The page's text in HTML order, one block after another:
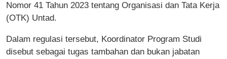
Nomor 41 Tahun 2023 tentang Organisasi dan Tata Kerja
(OTK) Untad.
Dalam regulasi tersebut, Koordinator Program Studi
disebut sebagai tugas tambahan dan bukan jabatan